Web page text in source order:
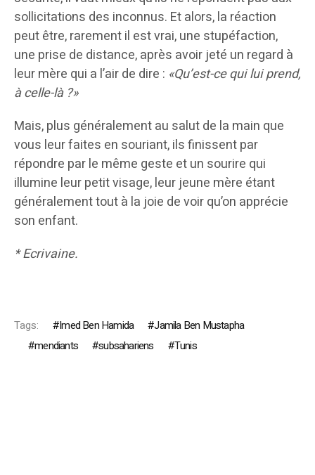
sollicitations des inconnus. Et alors, la réaction
peut être, rarement il est vrai, une stupéfaction,
une prise de distance, après avoir jeté un regard à
leur mère qui a l’air de dire : «Qu’est-ce qui lui prend,
à celle-là ?»
Mais, plus généralement au salut de la main que
vous leur faites en souriant, ils finissent par
répondre par le même geste et un sourire qui
illumine leur petit visage, leur jeune mère étant
généralement tout à la joie de voir qu’on apprécie
son enfant.
* Ecrivaine.
Tags: Imed Ben Hamida
Jamila Ben Mustapha
mendiants
subsahariens Tunis